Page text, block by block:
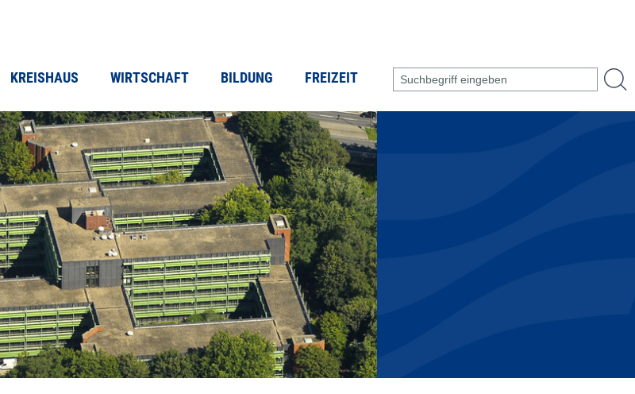
KREISHAUS WIRTSCHAFT BILDUNG FREIZEIT